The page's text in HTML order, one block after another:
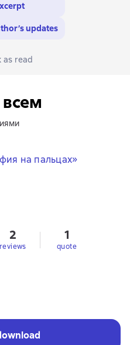
updates
as read
на пальцах»
2
reviews
1
quote